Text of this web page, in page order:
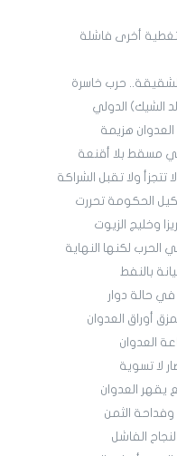
تغطية أخرى فاشلة
حرب خاسرة
الشيك) الدولي
هزيمة
مسقط بلا أقنعة
لا تتجزأ ولا تقبل الشراكة
الحكومة تحررت
وخليج الزيوت
الحرب لكنها النهاية
بالنفط
في حالة دوار
أوراق العدوان
العدوان
لا تسوية
يقهر العدوان
وفداحة الثمن
الفاشل